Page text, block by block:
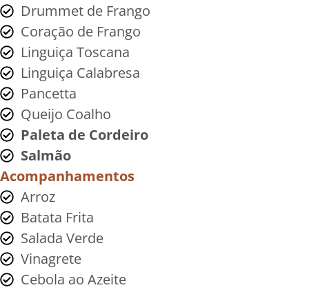
Drummet de Frango
Coração de Frango
Linguiça Toscana
Linguiça Calabresa
Pancetta
Queijo Coalho
Paleta de Cordeiro
Salmão
Acompanhamentos
Arroz
Batata Frita
Salada Verde
Vinagrete
Cebola ao Azeite